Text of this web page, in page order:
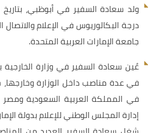
درجة البكالوريوس في الإعلام
جامعة الإمارات العربية المتحدة.
في عدة مناصب داخل الوزارة
في المملكة العربية السعودية
إدارة المجلس الوطني للإعلام بدولة